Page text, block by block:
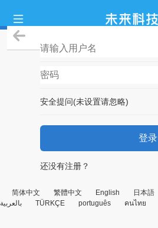
安全提问(未设置请忽略)
登录
还没有注册？
简体中文 繁體中文 English 日本語
بالعربية
TÜRKÇE português คนไทย